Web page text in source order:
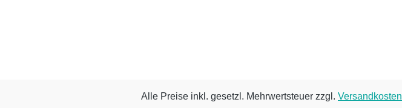
Alle Preise inkl. gesetzl. Mehrwertsteuer zzgl. Versandkosten